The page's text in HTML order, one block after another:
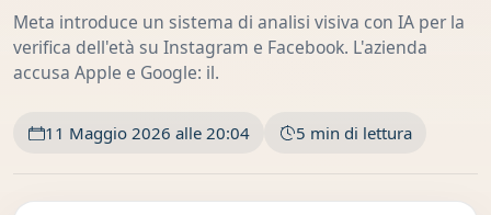
Meta introduce un sistema di analisi visiva con IA per la
verifica dell'età su Instagram e Facebook. L'azienda
accusa Apple e Google: il.
11 Maggio 2026 alle 20:04 5 min di lettura